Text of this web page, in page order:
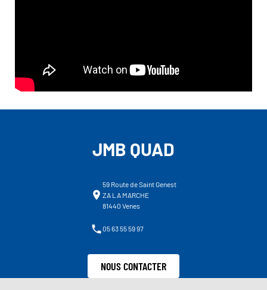
JMB QUAD
59 Route de Saint Genest
ZA LA MARCHE
81440 Venes
05 63 55 59 97
NOUS CONTACTER